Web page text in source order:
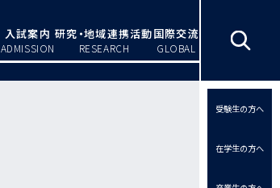
入試案内
ADMISSION
研究・地域連携活動
RESEARCH
国際交流
GLOBAL
受験生の方へ
在学生の方へ